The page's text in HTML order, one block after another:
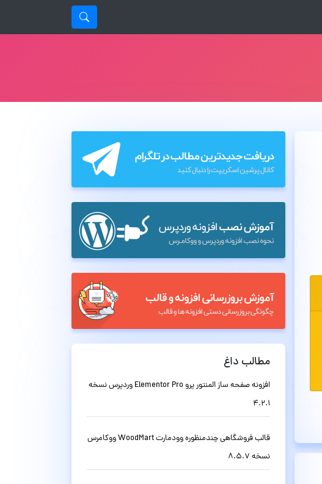
مطالب داغ
افزونه صفحه ساز المنتور پرو Elementor Pro وردپرس نسخه
4.2.1
قالب فروشگاهی چندمنظوره وودمارت WoodMart ووکامرس
نسخه 8.5.7